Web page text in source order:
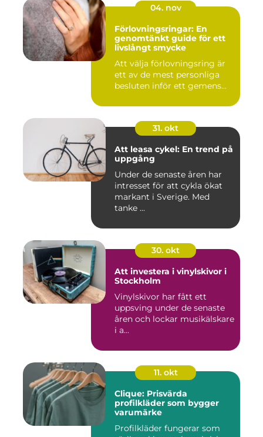
04. nov
Förlovningsringar: En
genomtänkt guide för ett
livslångt smycke
Att välja förlovningsring är
ett av de mest personliga
besluten inför ett gemens...
31. okt
Att leasa cykel: En trend på
uppgång
Under de senaste åren har
intresset för att cykla ökat
markant i Sverige. Med
tanke ...
30. okt
Att investera i vinylskivor i
Stockholm
Vinylskivor har fått ett
uppsving under de senaste
åren och lockar musikälskare
i a...
11. okt
Clique: Prisvärda
profilkläder som bygger
varumärke
Profilkläder fungerar som